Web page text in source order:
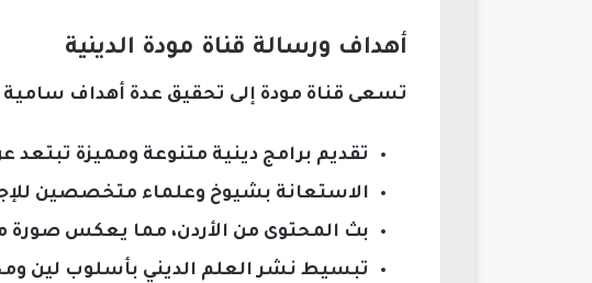
أهداف ورسالة قناة مودة الدينية
تسعى قناة مودة إلى تحقيق عدة أهداف سامية
تقديم برامج دينية متنوعة ومميزة
الاستعانة بشيوخ وعلماء متخصصين
بث المحتوى من الأردن، مما يعكس صورة
تبسيط نشر العلم الديني بأسلوب لين